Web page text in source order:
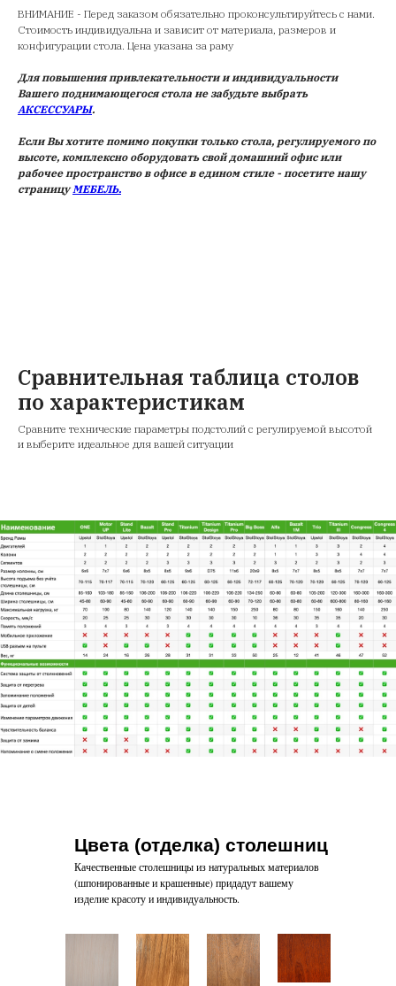
ВНИМАНИЕ - Перед заказом обязательно проконсультируйтесь с нами.
Стоимость индивидуальна и зависит от материала, размеров и
конфигурации стола. Цена указана за раму
Для повышения привлекательности и индивидуальности
Вашего поднимающегося стола не забудьте выбрать
АКСЕССУАРЫ.
Если Вы хотите помимо покупки только стола, регулируемого по
высоте, комплексно оборудовать свой домашний офис или
рабочее пространство в офисе в едином стиле - посетите нашу
страницуМЕБЕЛЬ.
Сравнительная таблица столов
по характеристикам
Сравните технические параметры подстолий с регулируемой высотой
и выберите идеальное для вашей ситуации
Цвета (отделка) столешниц
Качественные столешницы из натуральных материалов
(шпонированные и крашенные) придадут вашему
изделие красоту и индивидуальность.